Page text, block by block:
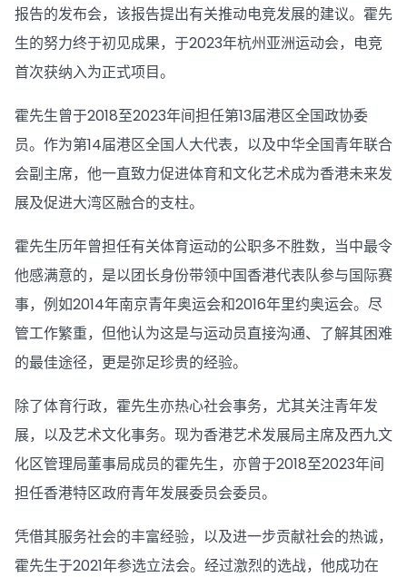
报告的发布会，该报告提出有关推动电竞发展的建议。霍先
生的努力终于初见成果，于2023年杭州亚洲运动会，电竞
首次获纳入为正式项目。
霍先生曾于2018至2023年间担任第13届港区全国政协委
员。作为第14届港区全国人大代表，以及中华全国青年联合
会副主席，他一直致力促进体育和文化艺术成为香港未来发
展及促进大湾区融合的支柱。
霍先生历年曾担任有关体育运动的公职多不胜数，当中最令
他感满意的，是以团长身份带领中国香港代表队参与国际赛
事，例如2014年南京青年奥运会和2016年里约奥运会。尽
管工作繁重，但他认为这是与运动员直接沟通、了解其困难
的最佳途径，更是弥足珍贵的经验。
除了体育行政，霍先生亦热心社会事务，尤其关注青年发
展，以及艺术文化事务。现为香港艺术发展局主席及西九文
化区管理局董事局成员的霍先生，亦曾于2018至2023年间
担任香港特区政府青年发展委员会委员。
凭借其服务社会的丰富经验，以及进一步贡献社会的热诚，
霍先生于2021年参选立法会。经过激烈的选战，他成功在